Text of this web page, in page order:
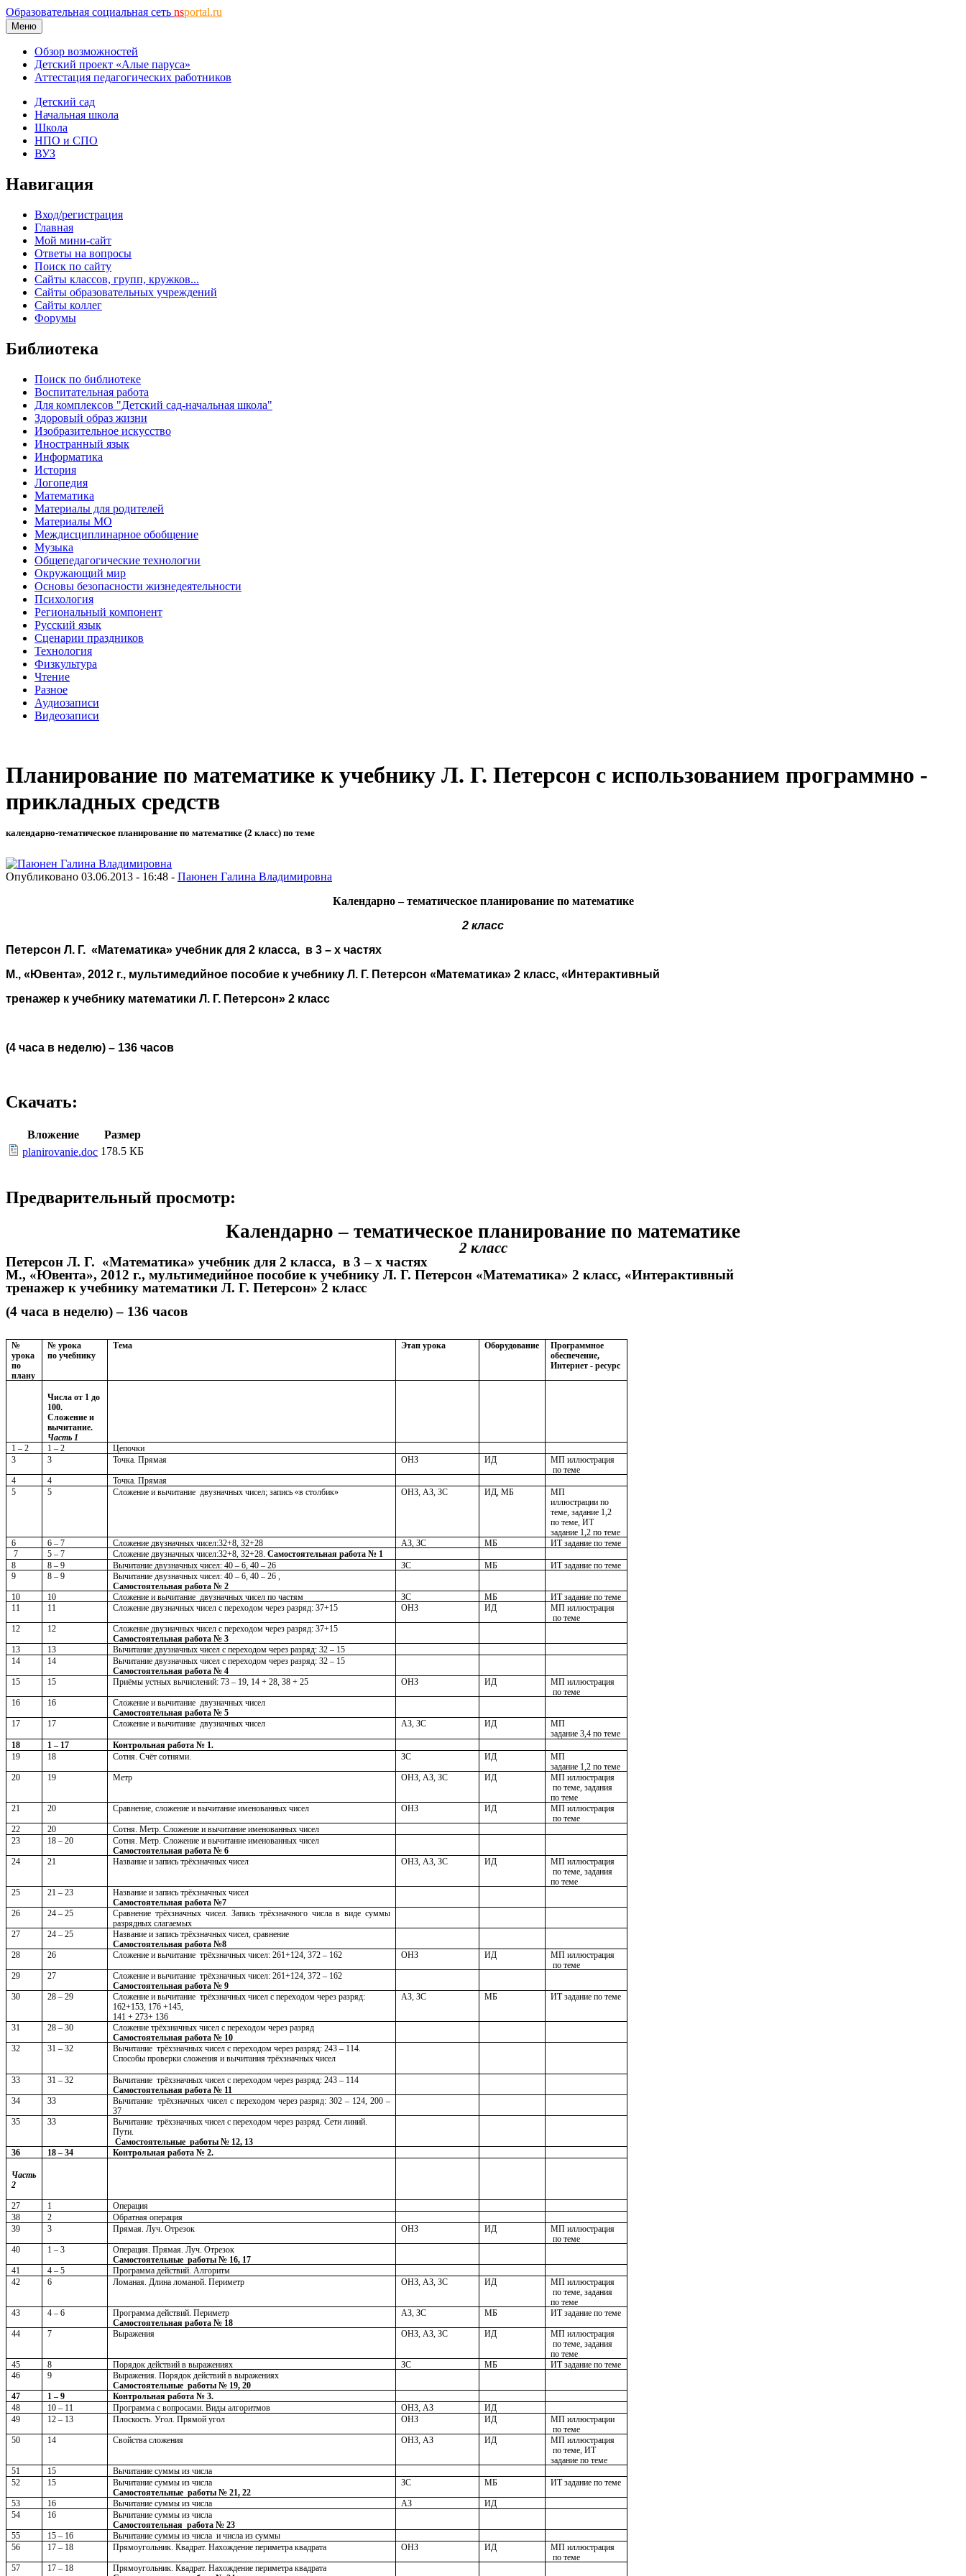
Образовательная социальная сеть nsportal.ru
Меню
Обзор возможностей
Детский проект «Алые паруса»
Аттестация педагогических работников
Детский сад
Начальная школа
Школа
НПО и СПО
ВУЗ
Навигация
Вход/регистрация
Главная
Мой мини-сайт
Ответы на вопросы
Поиск по сайту
Сайты классов, групп, кружков...
Сайты образовательных учреждений
Сайты коллег
Форумы
Библиотека
Поиск по библиотеке
Воспитательная работа
Для комплексов "Детский сад-начальная школа"
Здоровый образ жизни
Изобразительное искусство
Иностранный язык
Информатика
История
Логопедия
Математика
Материалы для родителей
Материалы МО
Междисциплинарное обобщение
Музыка
Общепедагогические технологии
Окружающий мир
Основы безопасности жизнедеятельности
Психология
Региональный компонент
Русский язык
Сценарии праздников
Технология
Физкультура
Чтение
Разное
Аудиозаписи
Видеозаписи
Планирование по математике к учебнику Л. Г. Петерсон с использованием программно -
прикладных средств
календарно-тематическое планирование по математике (2 класс) по теме
Опубликовано 03.06.2013 - 16:48 - Паюнен Галина Владимировна
Календарно – тематическое планирование по математике
2 класс
Петерсон Л. Г. «Математика» учебник для 2 класса, в 3 – х частях
М., «Ювента», 2012 г., мультимедийное пособие к учебнику Л. Г. Петерсон «Математика» 2 класс, «Интерактивный
тренажер к учебнику математики Л. Г. Петерсон» 2 класс
(4 часа в неделю) – 136 часов
Скачать:
Вложение
Размер
planirovanie.doc 178.5 КБ
Предварительный просмотр:
Календарно – тематическое планирование по математике
2 класс
Петерсон Л. Г. «Математика» учебник для 2 класса, в 3 – х частях
М., «Ювента», 2012 г., мультимедийное пособие к учебнику Л. Г. Петерсон «Математика» 2 класс, «Интерактивный
тренажер к учебнику математики Л. Г. Петерсон» 2 класс
(4 часа в неделю) – 136 часов
№
урока
по
плану
№ урока
по учебнику
Тема Этап урока Оборудование
Программное
обеспечение,
Интернет - ресурс
Числа от 1 до
100.
Сложение и
вычитание.
Часть 1
1 – 2
1 – 2
Цепочки
3
3 Точка. Прямая ОНЗ ИД
МП иллюстрация
по теме
4
4
Точка. Прямая
5
5 Сложение и вычитание двузначных чисел; запись «в столбик» ОНЗ, АЗ, ЗС ИД, МБ
МП
иллюстрации по
теме, задание 1,2
по теме, ИТ
задание 1,2 по теме
6
6 – 7 Сложение двузначных чисел:32+8, 32+28 АЗ, ЗС МБ
ИТ задание по теме
7
5 – 7 Сложение двузначных чисел:32+8, 32+28.Самостоятельная работа № 1
8
8 – 9 Вычитание двузначных чисел: 40 – 6, 40 – 26 ЗС МБ
ИТ задание по теме
9
8 – 9
Вычитание двузначных чисел: 40 – 6, 40 – 26 ,
Самостоятельная работа № 2
10
10 Сложение и вычитание двузначных чисел по частям ЗС МБ
ИТ задание по теме
11
11 Сложение двузначных чисел с переходом через разряд: 37+15 ОНЗ ИД
МП иллюстрация
по теме
12
12
Сложение двузначных чисел с переходом через разряд: 37+15
Самостоятельная работа № 3
13
13
Вычитание двузначных чисел с переходом через разряд: 32 – 15
14
14
Вычитание двузначных чисел с переходом через разряд: 32 – 15
Самостоятельная работа № 4
15
15 Приёмы устных вычислений: 73 – 19, 14 + 28, 38 + 25 ОНЗ ИД
МП иллюстрация
по теме
16
16
Сложение и вычитание двузначных чисел
Самостоятельная работа № 5
17
17 Сложение и вычитание двузначных чисел АЗ, ЗС ИД
МП
задание 3,4 по теме
18
1 – 17
Контрольная работа № 1.
19
18 Сотня. Счёт сотнями. ЗС ИД
МП
задание 1,2 по теме
20
19 Метр ОНЗ, АЗ, ЗС ИД
МП иллюстрация
по теме, задания
по теме
21
20 Сравнение, сложение и вычитание именованных чисел ОНЗ ИД
МП иллюстрация
по теме
22
20
Сотня. Метр. Сложение и вычитание именованных чисел
23
18 – 20
Сотня. Метр. Сложение и вычитание именованных чисел
Самостоятельная работа № 6
24
21 Название и запись трёхзначных чисел ОНЗ, АЗ, ЗС ИД
МП иллюстрация
по теме, задания
по теме
25
21 – 23
Название и запись трёхзначных чисел
Самостоятельная работа №7
26
24 – 25
Сравнение трёхзначных чисел. Запись трёхзначного числа в виде суммы
разрядных слагаемых
27
24 – 25
Название и запись трёхзначных чисел, сравнение
Самостоятельная работа №8
28
26 Сложение и вычитание трёхзначных чисел: 261+124, 372 – 162 ОНЗ ИД
МП иллюстрация
по теме
29
27
Сложение и вычитание трёхзначных чисел: 261+124, 372 – 162
Самостоятельная работа № 9
30
28 – 29
Сложение и вычитание трёхзначных чисел с переходом через разряд:
162+153, 176 +145,
141 + 273+ 136
АЗ, ЗС МБ ИТ задание по теме
31 28 – 30
Сложение трёхзначных чисел с переходом через разряд
Самостоятельная работа № 10
32
31 – 32
Вычитание трёхзначных чисел с переходом через разряд: 243 – 114.
Способы проверки сложения и вычитания трёхзначных чисел
33 31 – 32
Вычитание трёхзначных чисел с переходом через разряд: 243 – 114
Самостоятельная работа № 11
34
33
Вычитание трёхзначных чисел с переходом через разряд: 302 – 124, 200 –
37
35
33
Вычитание трёхзначных чисел с переходом через разряд. Сети линий.
Пути.
Самостоятельные работы № 12, 13
36
18 – 34 Контрольная работа № 2.
Часть
2
27 1
Операция
38
2
Обратная операция
39
3 Прямая. Луч. Отрезок ОНЗ ИД
МП иллюстрация
по теме
40
1 – 3
Операция. Прямая. Луч. Отрезок
Самостоятельные работы № 16, 17
41
4 – 5
Программа действий. Алгоритм
42
6 Ломаная. Длина ломаной. Периметр ОНЗ, АЗ, ЗС ИД
МП иллюстрация
по теме, задания
по теме
43
4 – 6
Программа действий. Периметр
Самостоятельная работа № 18
АЗ, ЗС МБ ИТ задание по теме
44 7 Выражения ОНЗ, АЗ, ЗС ИД
МП иллюстрация
по теме, задания
по теме
45
8 Порядок действий в выражениях ЗС МБ
ИТ задание по теме
46
9
Выражения. Порядок действий в выражениях
Самостоятельные работы № 19, 20
47
1 – 9
Контрольная работа № 3.
48
10 – 11 Программа с вопросами. Виды алгоритмов ОНЗ, АЗ
ИД
49
12 – 13 Плоскость. Угол. Прямой угол ОНЗ ИД
МП иллюстрации
по теме
50
14 Свойства сложения ОНЗ, АЗ ИД
МП иллюстрация
по теме, ИТ
задание по теме
51
15
Вычитание суммы из числа
52
15
Вычитание суммы из числа
Самостоятельные работы № 21, 22
ЗС МБ ИТ задание по теме
53 16 Вычитание суммы из числа АЗ
ИД
54
16
Вычитание суммы из числа
Самостоятельная работа № 23
55
15 – 16
Вычитание суммы из числа и числа из суммы
56
17 – 18 Прямоугольник. Квадрат. Нахождение периметра квадрата ОНЗ ИД
МП иллюстрация
по теме
57
17 – 18
Прямоугольник. Квадрат. Нахождение периметра квадрата